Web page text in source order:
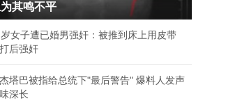
其鸣不平
女子遭已婚男强奸：被推到床上用皮带
后强奸
塔巴被指给总统下"最后警告" 爆料人发声
深长